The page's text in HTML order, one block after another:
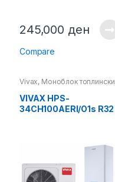
245,000 ден
Compare
Vivax, Моноблок топлински
VIVAX HPS-
34CH100AERI/O1s R32